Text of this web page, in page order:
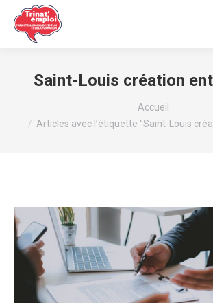
Saint-Louis création
Accueil
Articles avec l’étiquette "Saint-Louis